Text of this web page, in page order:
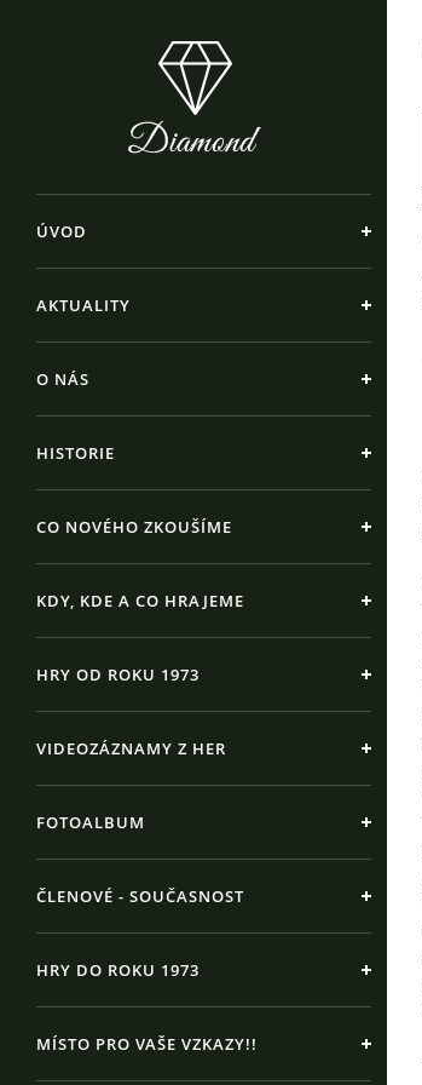
ÚVOD
AKTUALITY
O NÁS
HISTORIE
CO NOVÉHO ZKOUŠÍME
KDY, KDE A CO HRAJEME
HRY OD ROKU 1973
VIDEOZÁZNAMY Z HER
FOTOALBUM
ČLENOVÉ - SOUČASNOST
HRY DO ROKU 1973
MÍSTO PRO VAŠE VZKAZY!!